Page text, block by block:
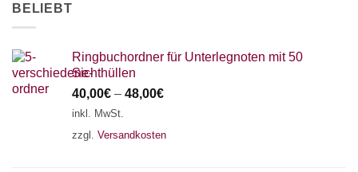
BELIEBT
Ringbuchordner für Unterlegnoten mit 50
Sichthüllen
40,00€ – 48,00€
inkl. MwSt.
zzgl. Versandkosten